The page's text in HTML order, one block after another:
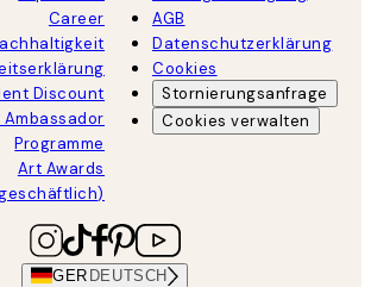
Career
Discount
Ambassador
Programme
Art Awards
AGB
Datenschutzerklärung
Cookies
Stornierungsanfrage
Cookies verwalten
GER DEUTSCH